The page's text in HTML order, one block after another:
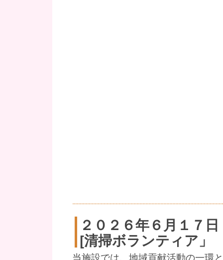
２０２６年６月１７日
[清掃ボランティア」
当施設では、地域貢献活動の一環